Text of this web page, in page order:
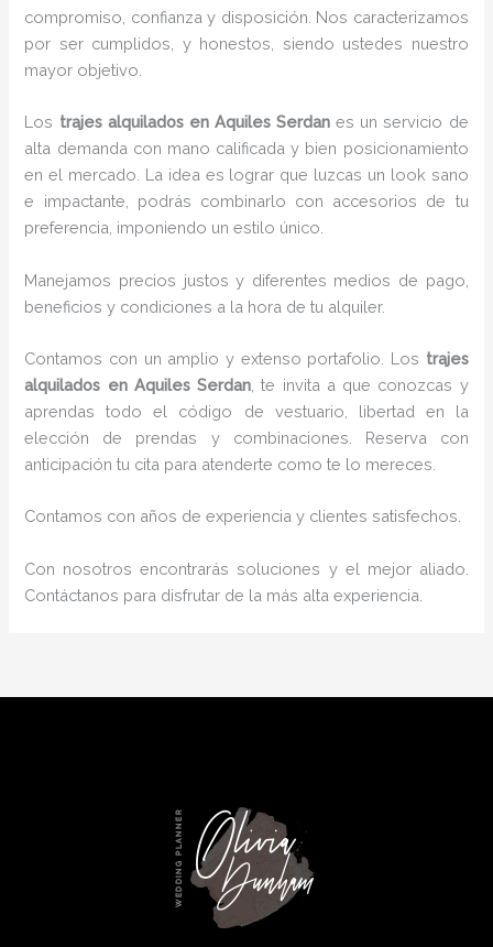
compromiso, confianza y disposición. Nos caracterizamos
por ser cumplidos, y honestos, siendo ustedes nuestro
mayor objetivo.
Los trajes alquiladosen Aquiles Serdanes un servicio de
alta demanda con mano calificada y bien posicionamiento
en el mercado. La idea es lograr que luzcas un look sano
e impactante, podrás combinarlo con accesorios de tu
preferencia, imponiendo un estilo único.
Manejamos precios justos y diferentes medios de pago,
beneficios y condiciones a la hora de tu alquiler.
Contamos con un amplio y extenso portafolio. Los trajes
alquilados en Aquiles Serdan , te invita a que conozcas y
aprendas todo el código de vestuario, libertad en la
elección de prendas y combinaciones. Reserva con
anticipación tu cita para atenderte como te lo mereces.
Contamos con años de experiencia y clientes satisfechos.
Con nosotros encontrarás soluciones y el mejor aliado.
Contáctanos para disfrutar de la más alta experiencia.